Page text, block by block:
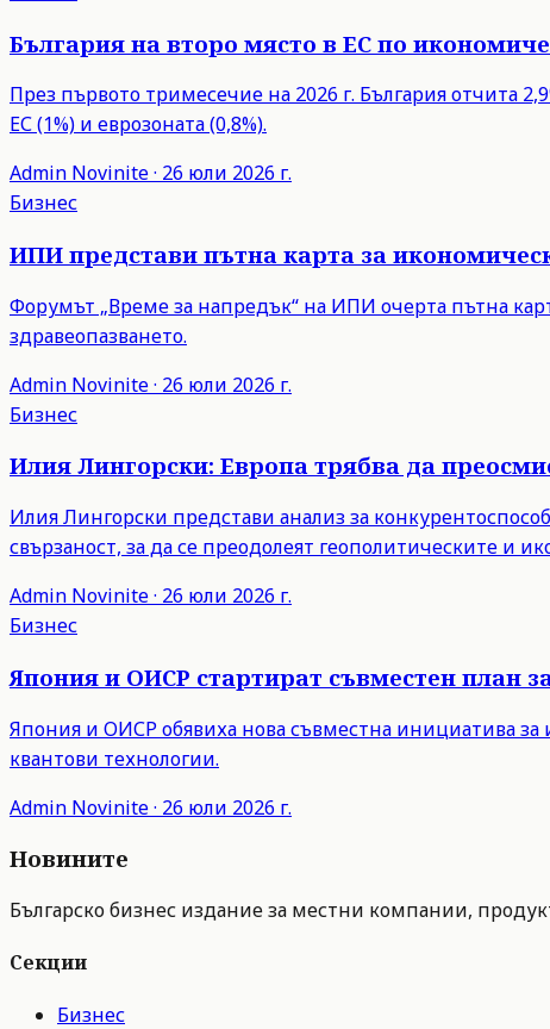
България на второ място в ЕС по
През първото тримесечие на 2026 г. България отчита
ЕС (1%) и еврозоната (0,8%).
Admin Novinite· 26 юли 2026 г.
Бизнес
ИПИ представи пътна карта за
Форумът „Време за напредък“ на ИПИ очерта пътна
здравеопазването.
Admin Novinite· 26 юли 2026 г.
Бизнес
Илия Лингорски: Европа трябва да
Илия Лингорски представи анализ за
свързаност, за да се преодолеят геополитическите и
Admin Novinite· 26 юли 2026 г.
Бизнес
Япония и ОИСР стартират съвместен план
Япония и ОИСР обявиха нова съвместна инициатива
квантови технологии.
Admin Novinite· 26 юли 2026 г.
Новините
Българско бизнес издание за местни компании,
Секции
Бизнес